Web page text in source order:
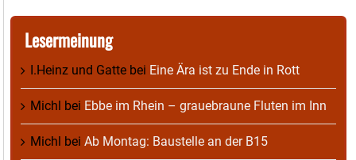
Lesermeinung
I.Heinz und Gatte bei Eine Ära ist zu Ende in Rott
Michl bei Ebbe im Rhein – grauebraune Fluten im Inn
Michl bei Ab Montag: Baustelle an der B15